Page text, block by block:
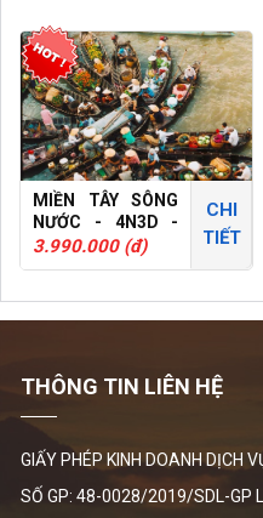
MIỀN TÂY SÔNG
NƯỚC - 4N3D -
TOUR GHÉP
3.990.000 (đ)
CHI
TIẾT
THÔNG TIN LIÊN HỆ
GIẤY PHÉP KINH DOANH DỊCH
SỐ GP: 48-0028/2019/SDL-GP